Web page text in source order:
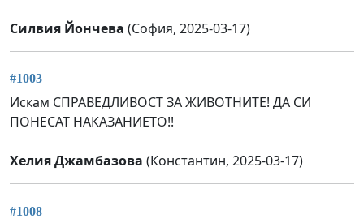
Силвия Йончева (София, 2025-03-17)
#1003
Искам СПРАВЕДЛИВОСТ ЗА ЖИВОТНИТЕ! ДА СИ
ПОНЕСАТ НАКАЗАНИЕТО!!
Хелия Джамбазова (Константин, 2025-03-17)
#1008